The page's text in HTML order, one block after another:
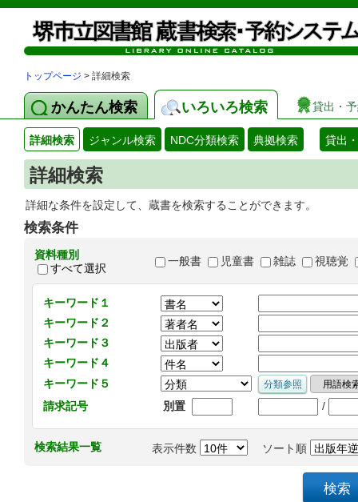
トップページ > 詳細検索
かんたん検索 いろいろ検索 貸出・
詳細検索 ジャンル検索 NDC分類検索 典拠検索 貸出
詳細検索
詳細な条件を設定して、蔵書を検索することができます。
検索条件
資料種別
すべて選択
一般書 児童書 雑誌 視聴覚
キーワード１
キーワード２
キーワード３
キーワード４
キーワード５
請求記号
別置 /
検索結果一覧 表示件数 ソート順